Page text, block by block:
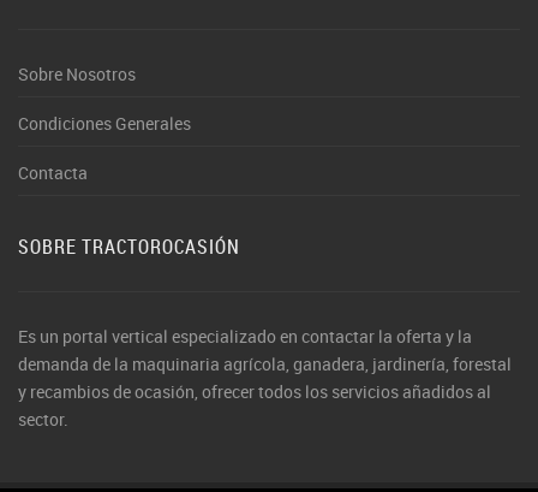
Sobre Nosotros
Condiciones Generales
Contacta
SOBRE TRACTOROCASIÓN
Es un portal vertical especializado en contactar la oferta y la
demanda de la maquinaria agrícola, ganadera, jardinería, forestal
y recambios de ocasión, ofrecer todos los servicios añadidos al
sector.